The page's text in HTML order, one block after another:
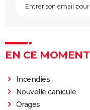
EN CE MOMENT
Incendies
Nouvelle canicule
Orages